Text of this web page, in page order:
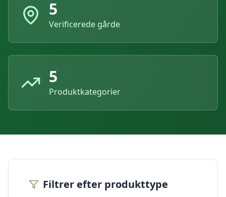
5
Verificerede gårde
5
Produktkategorier
Filtrer efter produkttype